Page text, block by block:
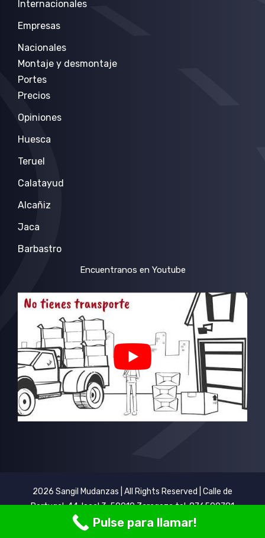
Internacionales
Empresas
Nacionales
Montaje y desmontaje
Portes
Precios
Opiniones
Huesca
Teruel
Calatayud
Alcañiz
Jaca
Barbastro
Encuentranos en Youtube
2026 Sangil Mudanzas | All Rights Reserved | Calle de
Portugal, 44, local 3, 50010 Zaragoza tel: 876500781
Pulse para llamar!